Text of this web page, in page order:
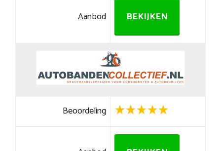
Aanbod BEKIJKEN
Beoordeling